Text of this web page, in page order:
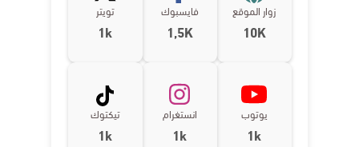
زوار الموقع
10K
فايسبوك
1,5K
تويتر
1k
يوتوب
1k
انستغرام
1k
تيكتوك
1k